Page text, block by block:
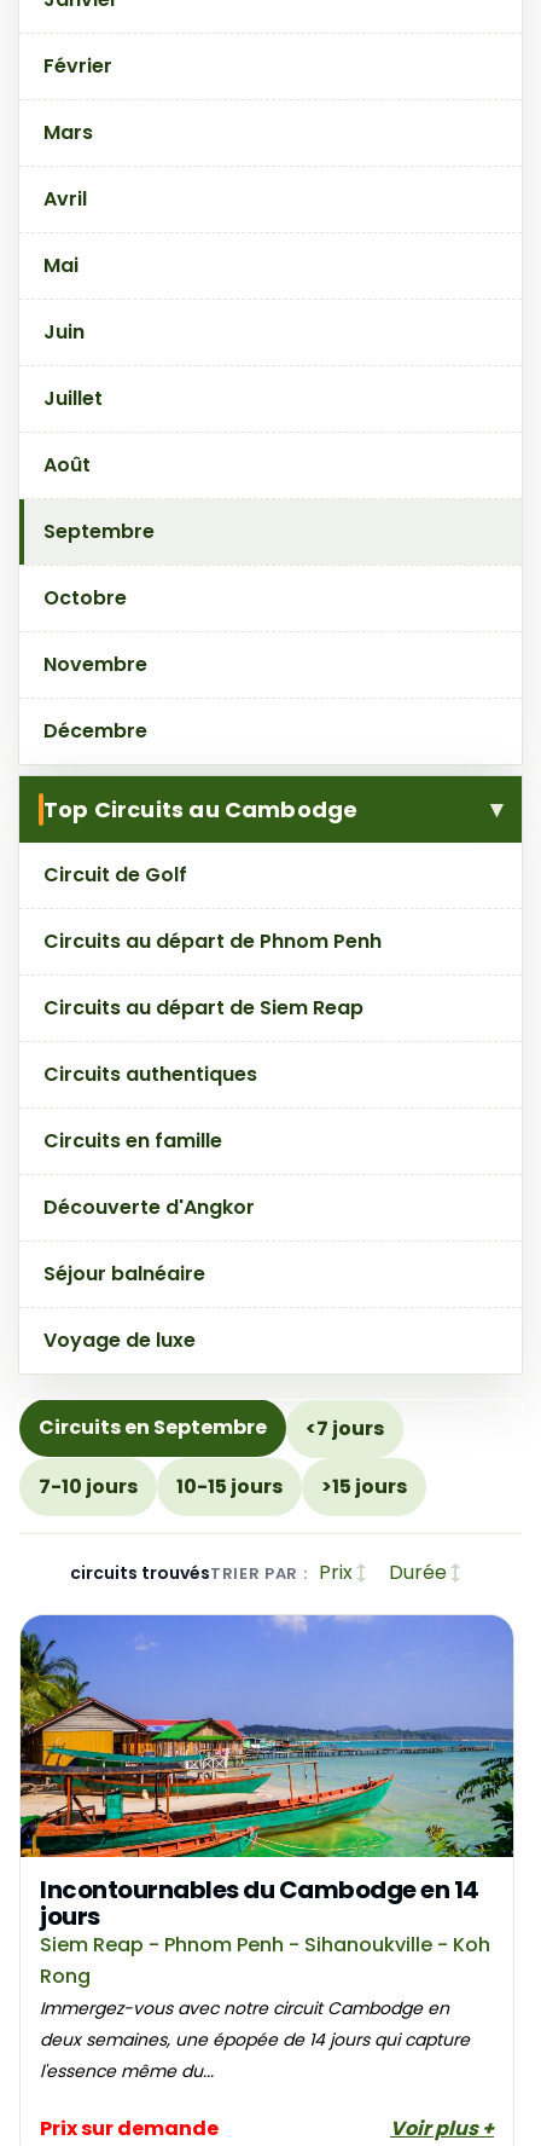
Février
Mars
Avril
Mai
Juin
Juillet
Août
Septembre
Octobre
Novembre
Décembre
Top Circuits au Cambodge
Circuit de Golf
Circuits au départ de Phnom Penh
Circuits au départ de Siem Reap
Circuits authentiques
Circuits en famille
Découverte d'Angkor
Séjour balnéaire
Voyage de luxe
Circuits en Septembre <7 jours
7-10 jours 10-15 jours >15 jours
circuits trouvésTRIER PAR : Prix Durée
Incontournables du Cambodge en 14
jours
Siem Reap - Phnom Penh - Sihanoukville - Koh
Rong
Immergez-vous avec notre circuit Cambodge en
deux semaines, une épopée de 14 jours qui capture
l'essence même du...
Prix sur demande Voir plus +